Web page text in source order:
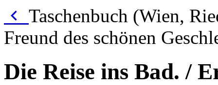
Taschenbuch (Wien,
Freund des schönen
Die Reise ins Bad. /